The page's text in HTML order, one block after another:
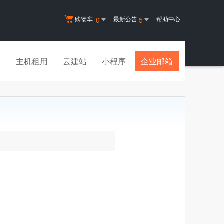
购物车 0 最新公告5 帮助中心
主机租用 云建站 小程序 企业邮箱